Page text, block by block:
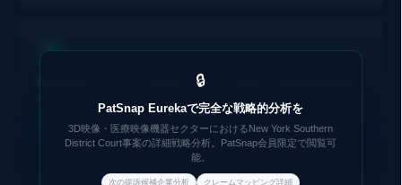
可変濃度フィルター特許のクレーム解釈：競合他社製品と
US9699444B2およびUS9716874B2のクレーム構造を精密に分析
することで、3Dフィルター・スペクタクル・立体視ディスプレイ分
野の競合製品が抵触リスクを抱えるか否かを判定できる。特にクレ
ームの「連続調整」「多層可変濃度」要件の解釈が将来の権利行使
🔒
PatSnap Eurekaで完全な戦略的分析を
3D映像・医療映像機器セクターにおけるNew York Southern
District Court事案の詳細戦略分析。PatSnap会員限定で閲覧可
能。
次の提訴候補企業分析 クレームマッピング詳細